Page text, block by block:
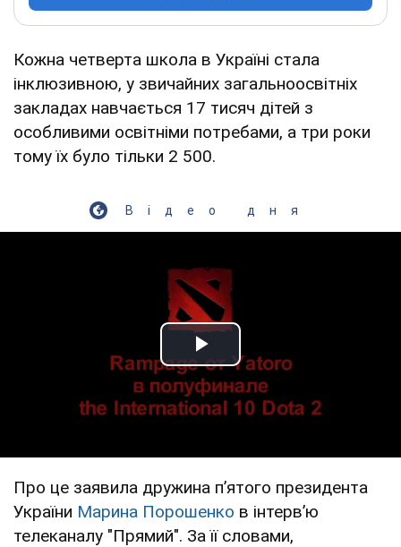
Кожна четверта школа в Україні стала
інклюзивною, у звичайних загальноосвітніх
закладах навчається 17 тисяч дітей з
особливими освітніми потребами, а три роки
тому їх було тільки 2 500.
Відео дня
Play Video
Про це заявила дружина п’ятого президента
України Марина Порошенко в інтерв’ю
телеканалу "Прямий". За її словами,